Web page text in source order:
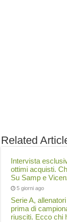
Related
Intervista
ottimi acquisti.
Su Samp e
5 giorni ago
Serie A,
prima di
riusciti. Ecco chi